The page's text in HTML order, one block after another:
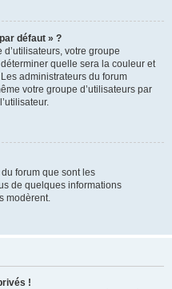
défaut » ?
votre groupe
quelle sera la couleur et
administrateurs du forum
votre groupe d’utilisateurs par
forum que sont les
de quelques informations
modèrent.
!